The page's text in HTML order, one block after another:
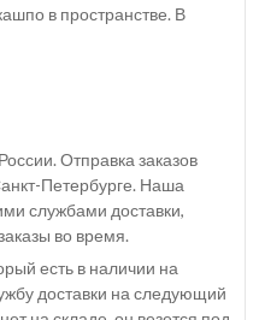
в пространстве. В
Отправка заказов
Петербурге. Наша
службами доставки,
во время.
есть в наличии на
доставки на следующий